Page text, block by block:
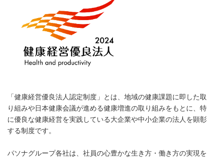
「健康経営優良法人認定制度」とは、地域の健康課題に即した取
り組みや日本健康会議が進める健康増進の取り組みをもとに、特
に優良な健康経営を実践している大企業や中小企業の法人を顕彰
する制度です。
パソナグループ各社は、社員の心豊かな生き方・働き方の実現を